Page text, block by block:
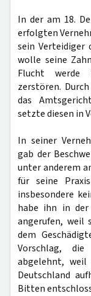
In der am 18.
erfolgten
sein Verteidiger
wolle seine
Flucht werde
zerstören.
das
setzte diesen in
In seiner
gab der
unter anderem
für seine
insbesondere
habe ihn in
angerufen, weil
dem
Vorschlag,
abgelehnt,
Deutschland
Bitten